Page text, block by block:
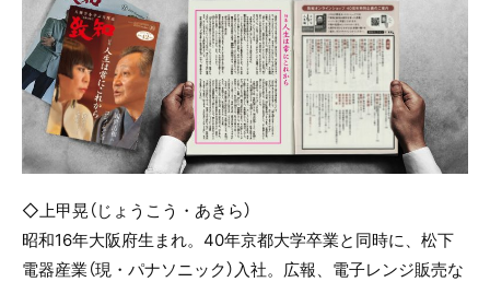
◇上甲晃（じょうこう・あきら）
昭和16年大阪府生まれ。40年京都大学卒業と同時に、松下
電器産業（現・パナソニック）入社。広報、電子レンジ販売な